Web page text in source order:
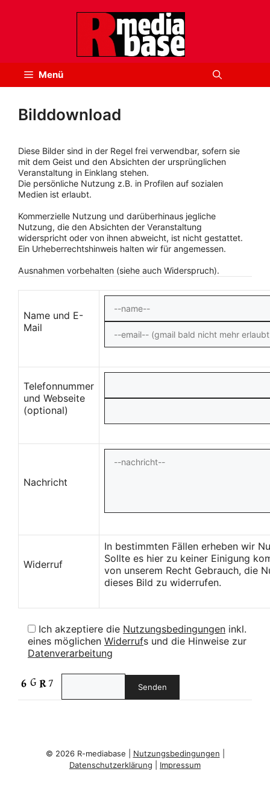
Menü
Bilddownload
Diese Bilder sind in der Regel frei verwendbar, sofern sie
mit dem Geist und den Absichten der ursprünglichen
Veranstaltung in Einklang stehen.
Die persönliche Nutzung z.B. in Profilen auf sozialen
Medien ist erlaubt.
Kommerzielle Nutzung und darüberhinaus jegliche
Nutzung, die den Absichten der Veranstaltung
widerspricht oder von ihnen abweicht, ist nicht gestattet.
Ein Urheberrechtshinweis halten wir für angemessen.
Ausnahmen vorbehalten (siehe auch Widerspruch).
Name und E-
Mail
Telefonnummer
und Webseite
(optional)
Nachricht
Widerruf
In bestimmten Fällen erheben wir
Sollte es hier zu keiner Einigung
von unserem Recht Gebrauch, die
dieses Bild zu widerrufen.
Ich akzeptiere die Nutzungsbedingungen inkl.
eines möglichen Widerrufs und die Hinweise zur
Datenverarbeitung
© 2026 R-mediabase | Nutzungsbedingungen
Datenschutzerklärung
Impressum